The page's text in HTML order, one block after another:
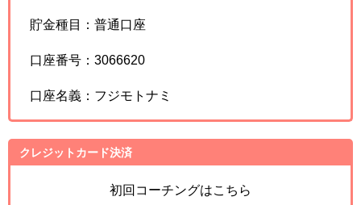
貯金種目：普通口座
口座番号：3066620
口座名義：フジモトナミ
クレジットカード決済
初回コーチングはこちら